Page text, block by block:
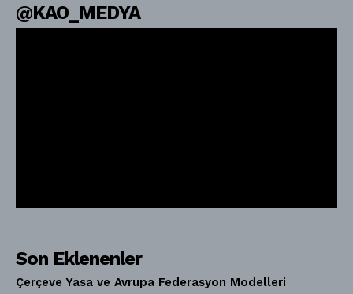
@KAO_MEDYA
Son Eklenenler
Çerçeve Yasa ve Avrupa Federasyon Modelleri